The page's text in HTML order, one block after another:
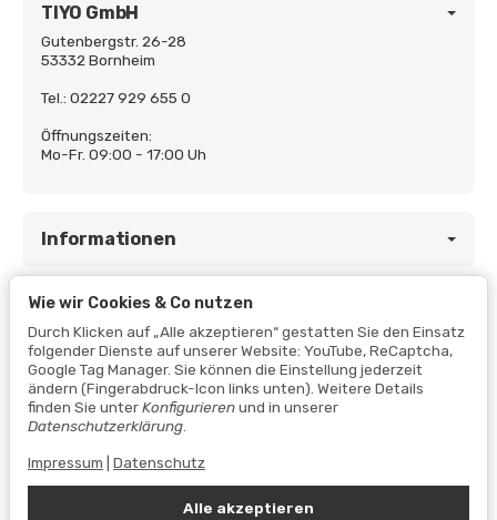
TIYO GmbH
Gutenbergstr. 26-28
53332 Bornheim
Tel.: 02227 929 655 0
Öffnungszeiten:
Mo-Fr. 09:00 - 17:00 Uh
Informationen
Gesetzliche Informationen
Alle akzeptieren
Wie wir Cookies & Co nutzen
Durch Klicken auf „Alle akzeptieren“ gestatten Sie den Einsatz
folgender Dienste auf unserer Website: YouTube, ReCaptcha,
Google Tag Manager. Sie können die Einstellung jederzeit
ändern (Fingerabdruck-Icon links unten). Weitere Details
finden Sie unterKonfigurierenund in unserer
Datenschutzerklärung.
Impressum Datenschutz